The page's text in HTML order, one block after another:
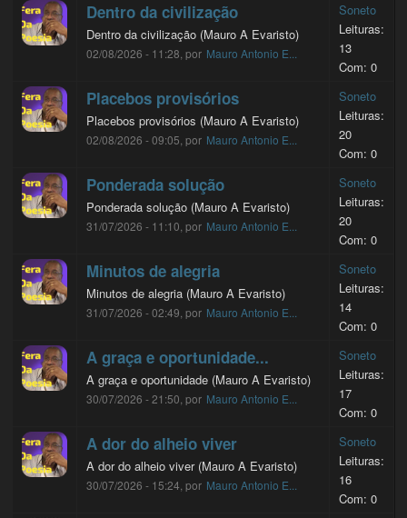
Dentro da civilização
Dentro da civilização (Mauro A Evaristo)
02/08/2026 - 11:28, por Mauro Antonio E...
Soneto
Leituras:
13
Com: 0
Placebos provisórios
Placebos provisórios (Mauro A Evaristo)
02/08/2026 - 09:05, por Mauro Antonio E...
Soneto
Leituras:
20
Com: 0
Ponderada solução
Ponderada solução (Mauro A Evaristo)
31/07/2026 - 11:10, por Mauro Antonio E...
Soneto
Leituras:
20
Com: 0
Minutos de alegria
Minutos de alegria (Mauro A Evaristo)
31/07/2026 - 02:49, por Mauro Antonio E...
Soneto
Leituras:
14
Com: 0
A graça e oportunidade...
A graça e oportunidade (Mauro A Evaristo)
30/07/2026 - 21:50, por Mauro Antonio E...
Soneto
Leituras:
17
Com: 0
A dor do alheio viver
A dor do alheio viver (Mauro A Evaristo)
30/07/2026 - 15:24, por Mauro Antonio E...
Soneto
Leituras:
16
Com: 0